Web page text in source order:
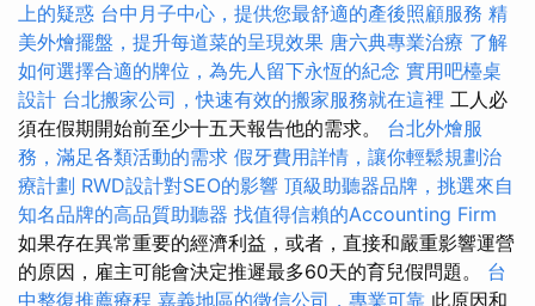
上的疑惑 台中月子中心，提供您最舒適的產後照顧服務 精
美外燴擺盤，提升每道菜的呈現效果 唐六典專業治療 了解
如何選擇合適的牌位，為先人留下永恆的紀念 實用吧檯桌
設計 台北搬家公司，快速有效的搬家服務就在這裡 工人必
須在假期開始前至少十五天報告他的需求。 台北外燴服
務，滿足各類活動的需求 假牙費用詳情，讓你輕鬆規劃治
療計劃 RWD設計對SEO的影響 頂級助聽器品牌，挑選來自
知名品牌的高品質助聽器 找值得信賴的Accounting Firm
如果存在異常重要的經濟利益，或者，直接和嚴重影響運營
的原因，雇主可能會決定推遲最多60天的育兒假問題。 台
中整復推薦療程 嘉義地區的徵信公司，專業可靠 此原因和